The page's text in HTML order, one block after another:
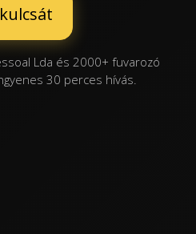
Lda és 2000+ fuvarozó
30 perces hívás.